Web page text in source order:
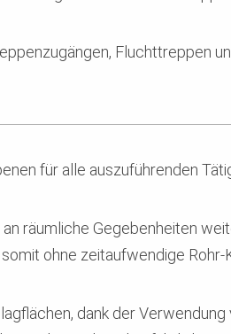
Fluchttreppen
für alle auszuführenden
räumliche Gegebenheiten
ohne zeitaufwendige Rohr-
dank der